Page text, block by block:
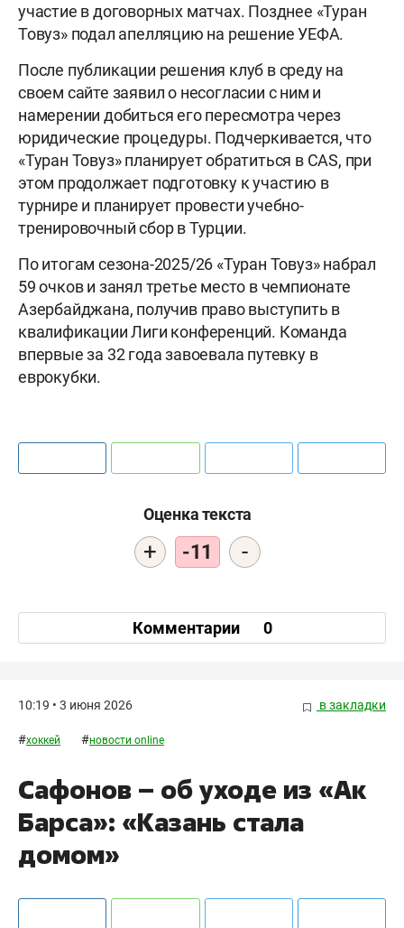
участие в договорных матчах. Позднее «Туран
Товуз» подал апелляцию на решение УЕФА.
После публикации решения клуб в среду на
своем сайте заявил о несогласии с ним и
намерении добиться его пересмотра через
юридические процедуры. Подчеркивается, что
«Туран Товуз» планирует обратиться в CAS, при
этом продолжает подготовку к участию в
турнире и планирует провести учебно-
тренировочный сбор в Турции.
По итогам сезона-2025/26 «Туран Товуз» набрал
59 очков и занял третье место в чемпионате
Азербайджана, получив право выступить в
квалификации Лиги конференций. Команда
впервые за 32 года завоевала путевку в
еврокубки.
Оценка текста
+ -11 -
Комментарии 0
10:19 • 3 июня 2026 в закладки
#хоккей #новости online
Сафонов – об уходе из «Ак
Барса»: «Казань стала
домом»